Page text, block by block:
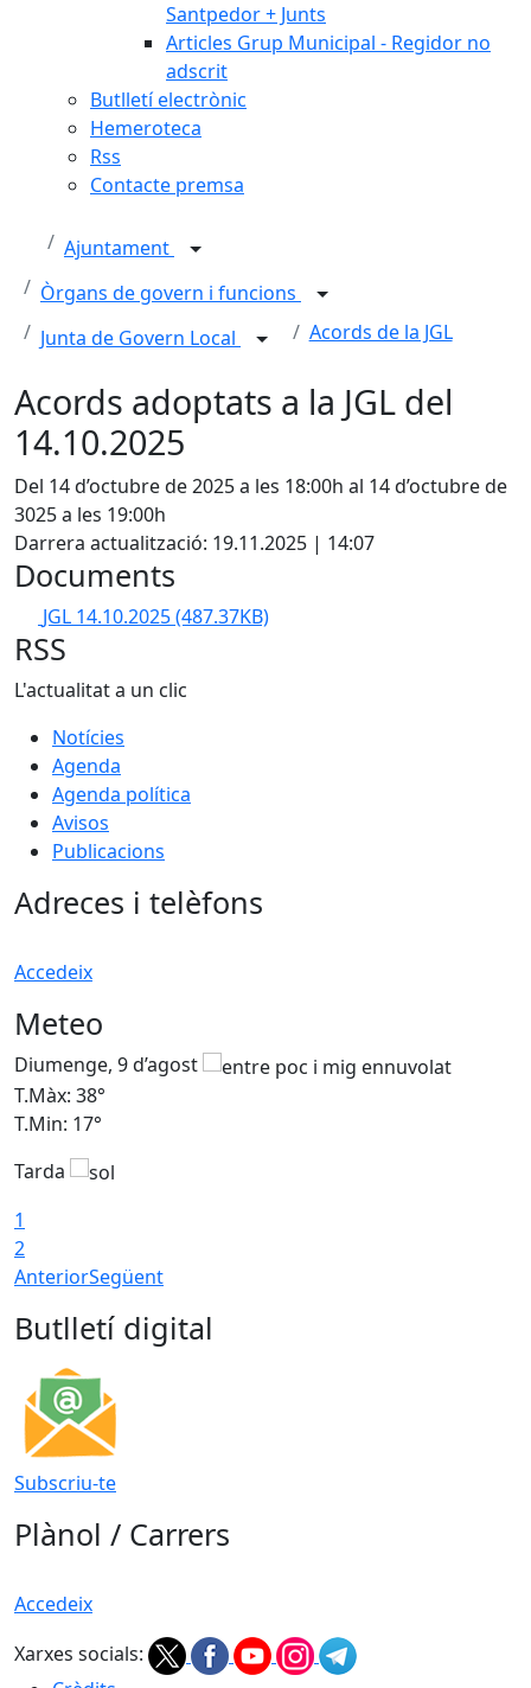
Santpedor + Junts
Articles Grup Municipal - Regidor no
adscrit
Butlletí electrònic
Hemeroteca
Rss
Contacte premsa
Ajuntament
Òrgans de govern i funcions
Junta de Govern Local
Acords de la JGL
Acords adoptats a la JGL del
14.10.2025
Del 14 d’octubre de 2025 a les 18:00h al 14 d’octubre de
3025 a les 19:00h
Darrera actualització: 19.11.2025 | 14:07
Documents
JGL 14.10.2025(487.37KB)
RSS
L'actualitat a un clic
Notícies
Agenda
Agenda política
Avisos
Publicacions
Adreces i telèfons
Accedeix
Meteo
Diumenge, 9 d’agost
T.Màx: 38°
T.Min: 17°
Tarda
1
2
AnteriorSegüent
Butlletí digital
Subscriu-te
Plànol / Carrers
Accedeix
Xarxes socials: